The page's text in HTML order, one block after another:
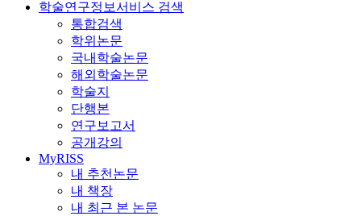
학술연구정보서비스 검색
통합검색
학위논문
국내학술논문
해외학술논문
학술지
단행본
연구보고서
공개강의
MyRISS
내 추천논문
내 책장
내 최근 본 논문